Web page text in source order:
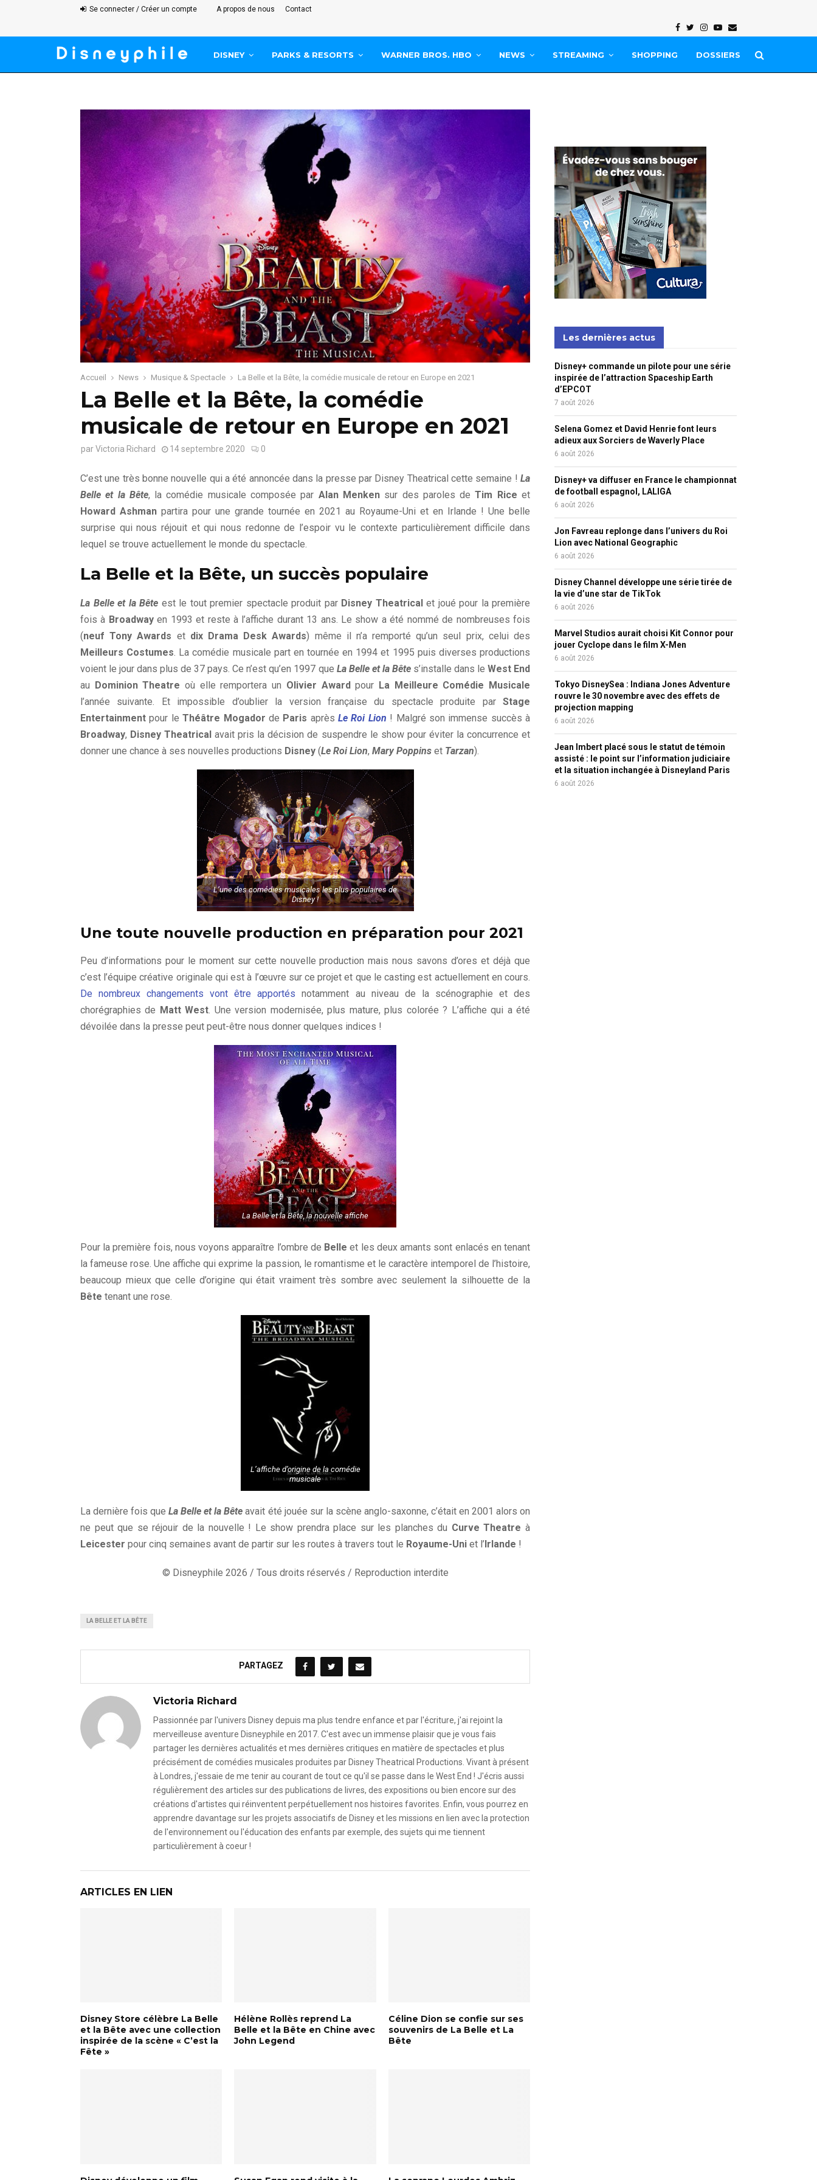
Se connecter / Créer un compte A propos de nous Contact
Facebook
Twitter
Instagram
Youtube
Email
DISNEY PARKS & RESORTS WARNER BROS. HBO NEWS STREAMING SHOPPING DOSSIERS
Accueil News Musique & Spectacle La Belle et la Bête, la comédie musicale de retour en Europe en 2021
La Belle et la Bête, la comédie
musicale de retour en Europe en 2021
parVictoria Richard 14 septembre 2020 0
C’est une très bonne nouvelle qui a été annoncée dans la presse par Disney Theatrical cette semaine ! La
Belle et la Bête, la comédie musicale composée par Alan Menkensur des paroles deTim Riceet
Howard Ashman partira pour une grande tournée en 2021 au Royaume-Uni et en Irlande ! Une belle
surprise qui nous réjouit et qui nous redonne de l’espoir vu le contexte particulièrement difficile dans
lequel se trouve actuellement le monde du spectacle.
La Belle et la Bête, un succès populaire
La Belle et la Bête est le tout premier spectacle produit par Disney Theatricalet joué pour la première
fois à Broadwayen 1993 et reste à l’affiche durant 13 ans. Le show a été nommé de nombreuses fois
(neuf Tony Awards etdix Drama Desk Awards) même il n’a remporté qu’un seul prix, celui des
Meilleurs Costumes . La comédie musicale part en tournée en 1994 et 1995 puis diverses productions
voient le jour dans plus de 37 pays. Ce n’est qu’en 1997 que La Belle et la Bête s’installe dans le West End
au Dominion Theatre où elle remportera un Olivier Awardpour La Meilleure Comédie Musicale
l’année suivante. Et impossible d’oublier la version française du spectacle produite par Stage
Entertainment pour leThéâtre Mogador de Paris après Le Roi Lion ! Malgré son immense succès à
Broadway, Disney Theatrical avait pris la décision de suspendre le show pour éviter la concurrence et
donner une chance à ses nouvelles productions Disney (Le Roi Lion, Mary Poppins et Tarzan).
L’une des comédies musicales les plus populaires de
Disney !
Une toute nouvelle production en préparation pour 2021
Peu d’informations pour le moment sur cette nouvelle production mais nous savons d’ores et déjà que
c’est l’équipe créative originale qui est à l’œuvre sur ce projet et que le casting est actuellement en cours.
De nombreux changements vont être apportés notamment au niveau de la scénographie et des
chorégraphies de Matt West . Une version modernisée, plus mature, plus colorée ? L’affiche qui a été
dévoilée dans la presse peut peut-être nous donner quelques indices !
La Belle et la Bête, la nouvelle affiche
Pour la première fois, nous voyons apparaître l’ombre de Belle et les deux amants sont enlacés en tenant
la fameuse rose. Une affiche qui exprime la passion, le romantisme et le caractère intemporel de l’histoire,
beaucoup mieux que celle d’origine qui était vraiment très sombre avec seulement la silhouette de la
Bête tenant une rose.
L’affiche d’origine de la comédie
musicale
La dernière fois queLa Belle et la Bête avait été jouée sur la scène anglo-saxonne, c’était en 2001 alors on
ne peut que se réjouir de la nouvelle ! Le show prendra place sur les planches du Curve Theatre à
Leicester pour cinq semaines avant de partir sur les routes à travers tout le Royaume-Uni et l’Irlande !
© Disneyphile 2026 / Tous droits réservés / Reproduction interdite
LA BELLE ET LA BÊTE
PARTAGEZ
Victoria Richard
Passionnée par l'univers Disney depuis ma plus tendre enfance et par l'écriture, j'ai rejoint la
merveilleuse aventure Disneyphile en 2017. C'est avec un immense plaisir que je vous fais
partager les dernières actualités et mes dernières critiques en matière de spectacles et plus
précisément de comédies musicales produites par Disney Theatrical Productions. Vivant à présent
à Londres, j'essaie de me tenir au courant de tout ce qu'il se passe dans le West End ! J'écris aussi
régulièrement des articles sur des publications de livres, des expositions ou bien encore sur des
créations d'artistes qui réinventent perpétuellement nos histoires favorites. Enfin, vous pourrez en
apprendre davantage sur les projets associatifs de Disney et les missions en lien avec la protection
de l'environnement ou l'éducation des enfants par exemple, des sujets qui me tiennent
particulièrement à coeur !
ARTICLES EN LIEN
Disney Store célèbre La Belle
et la Bête avec une collection
inspirée de la scène « C’est la
Fête »
Hélène Rollès reprend La
Belle et la Bête en Chine avec
John Legend
Céline Dion se confie sur ses
souvenirs de La Belle et La
Bête
Les dernières actus
Disney+ commande un pilote pour une série
inspirée de l’attraction Spaceship Earth
d’EPCOT
7 août 2026
Selena Gomez et David Henrie font leurs
adieux aux Sorciers de Waverly Place
6 août 2026
Disney+ va diffuser en France le championnat
de football espagnol, LALIGA
6 août 2026
Jon Favreau replonge dans l’univers du Roi
Lion avec National Geographic
6 août 2026
Disney Channel développe une série tirée de
la vie d’une star de TikTok
6 août 2026
Marvel Studios aurait choisi Kit Connor pour
jouer Cyclope dans le film X-Men
6 août 2026
Tokyo DisneySea : Indiana Jones Adventure
rouvre le 30 novembre avec des effets de
projection mapping
6 août 2026
Jean Imbert placé sous le statut de témoin
assisté : le point sur l’information judiciaire
et la situation inchangée à Disneyland Paris
6 août 2026